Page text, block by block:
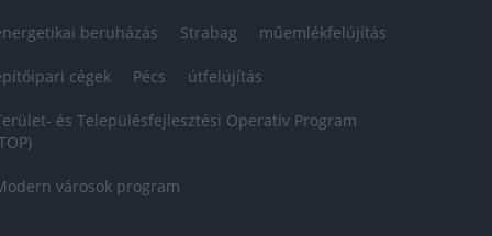
beruházás Strabag műemlékfelújítás
cégek Pécs útfelújítás
és Településfejlesztési Operatív Program
városok program